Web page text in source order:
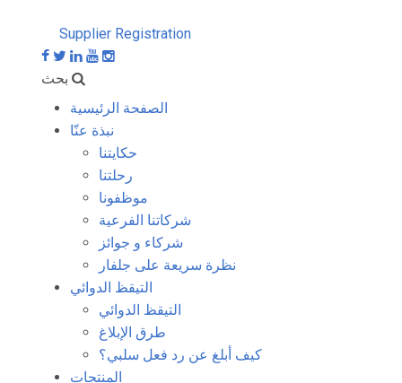
Supplier Registration
بحث
الصفحة الرئيسية
نبذة عنّا
حكايتنا
رحلتنا
موظفونا
شركاتنا الفرعية
شركاء و جوائز
نظرة سريعة على جلفار
التيقظ الدوائي
التيقظ الدوائي
طرق الإبلاغ
كيف أبلغ عن رد فعل سلبي؟
المنتجات